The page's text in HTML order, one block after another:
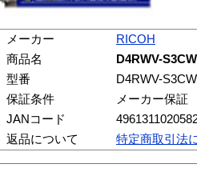
メーカー
RICOH
商品名
D4RWV-
型番
D4RWV-S3CW
保証条件
メーカー保証
JANコード
返品について
特定商取引法